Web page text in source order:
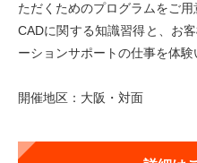
ただくためのプログラムをご用
CADに関する知識習得と、お
ーションサポートの仕事を体験
開催地区：大阪・対面